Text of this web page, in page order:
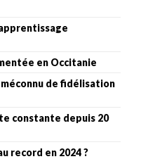
en Occitanie
méconnu de fidélisation
constante depuis 20
record en 2024 ?